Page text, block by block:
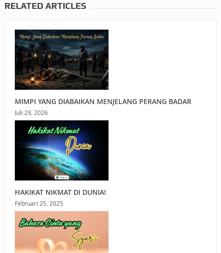
RELATED ARTICLES
MIMPI YANG DIABAIKAN MENJELANG PERANG BADAR
Juli 29, 2026
HAKIKAT NIKMAT DI DUNIA!
Februari 25, 2025